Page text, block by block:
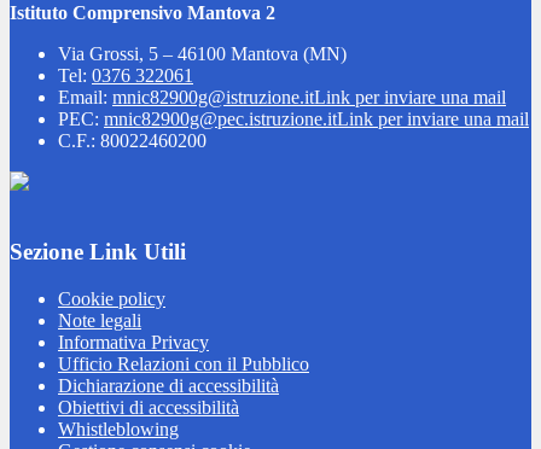
Istituto Comprensivo Mantova 2
Via Grossi, 5 – 46100 Mantova (MN)
Tel: 0376 322061
Email: mnic82900g@istruzione.itLink per inviare una mail
PEC: mnic82900g@pec.istruzione.itLink per inviare una mail
C.F.: 80022460200
Sezione Link Utili
Cookie policy
Note legali
Informativa Privacy
Ufficio Relazioni con il Pubblico
Dichiarazione di accessibilità
Obiettivi di accessibilità
Whistleblowing